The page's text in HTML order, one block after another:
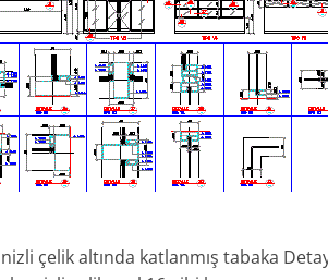
çelik altında katlanmış tabaka